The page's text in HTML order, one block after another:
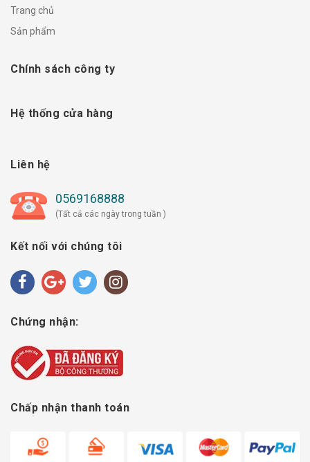
Trang chủ
Sản phẩm
Chính sách công ty
Hệ thống cửa hàng
Liên hệ
0569168888
(Tất cả các ngày trong tuần )
Kết nối với chúng tôi
Chứng nhận:
Chấp nhận thanh toán